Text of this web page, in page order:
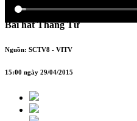
Bài hát Tháng Tư
Nguồn: SCTV8 - VITV
15:00 ngày 29/04/2015